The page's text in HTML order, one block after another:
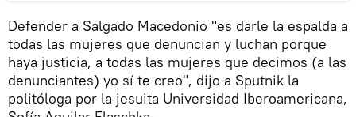
Defender a Salgado Macedonio "es darle la espalda a
todas las mujeres que denuncian y luchan porque
haya justicia, a todas las mujeres que decimos (a las
denunciantes) yo sí te creo", dijo a Sputnik la
politóloga por la jesuita Universidad Iberoamericana,